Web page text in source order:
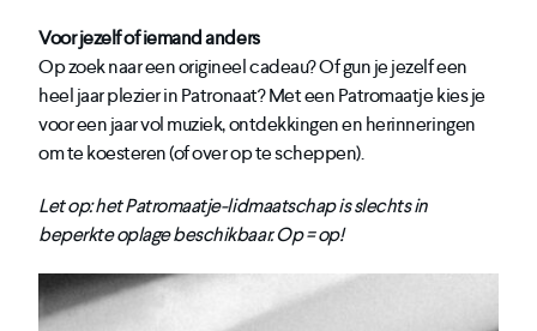
Voor jezelf of iemand anders
Op zoek naar een origineel cadeau? Of gun je jezelf een
heel jaar plezier in Patronaat? Met een Patromaatje kies je
voor een jaar vol muziek, ontdekkingen en herinneringen
om te koesteren (of over op te scheppen).
Let op: het Patromaatje-lidmaatschap is slechts in
beperkte oplage beschikbaar. Op = op!